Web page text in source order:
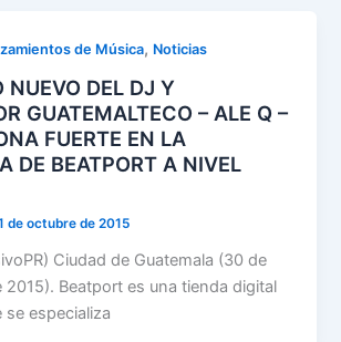
de Música, Noticias
NUEVO DEL DJ Y
GUATEMALTECO – ALE Q –
FUERTE EN LA
DE BEATPORT A NIVEL
de octubre de 2015
Ciudad de Guatemala (30 de
2015). Beatport es una tienda digital
se especializa